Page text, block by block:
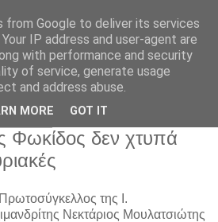
Φωκίδος δεν χτυπά
της Ι.
Νεκτάριος Μουλατσιώτης
from Google to deliver its services
IP address and user-agent are
with performance and security
of service, generate usage
and address abuse.
MORE GOT IT